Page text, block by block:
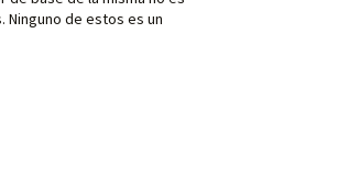
Ninguno de estos es un